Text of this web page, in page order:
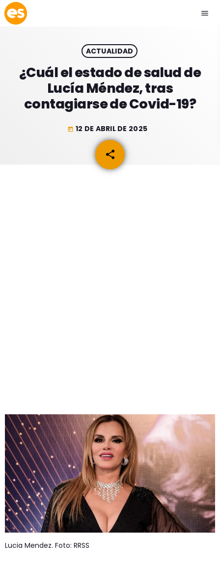
menu
EMISIÓN LA PAZ
EMISIÓN COCHABAMBA
ACTUALIDAD
¿Cuál el estado de salud de
Lucía Méndez, tras
contagiarse de Covid-19?
today 12 DE ABRIL DE 2025
share
email
Lucia Mendez. Foto: RRSS